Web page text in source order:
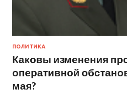
ПОЛИТИКА
Каковы изменения
оперативной
мая?